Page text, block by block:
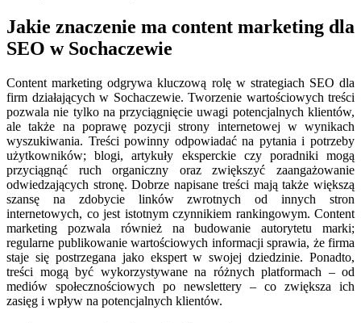
Jakie znaczenie ma content marketing dla
SEO w Sochaczewie
Content marketing odgrywa kluczową rolę w strategiach SEO dla
firm działających w Sochaczewie. Tworzenie wartościowych treści
pozwala nie tylko na przyciągnięcie uwagi potencjalnych klientów,
ale także na poprawę pozycji strony internetowej w wynikach
wyszukiwania. Treści powinny odpowiadać na pytania i potrzeby
użytkowników; blogi, artykuły eksperckie czy poradniki mogą
przyciągnąć ruch organiczny oraz zwiększyć zaangażowanie
odwiedzających stronę. Dobrze napisane treści mają także większą
szansę na zdobycie linków zwrotnych od innych stron
internetowych, co jest istotnym czynnikiem rankingowym. Content
marketing pozwala również na budowanie autorytetu marki;
regularne publikowanie wartościowych informacji sprawia, że firma
staje się postrzegana jako ekspert w swojej dziedzinie. Ponadto,
treści mogą być wykorzystywane na różnych platformach – od
mediów społecznościowych po newslettery – co zwiększa ich
zasięg i wpływ na potencjalnych klientów.